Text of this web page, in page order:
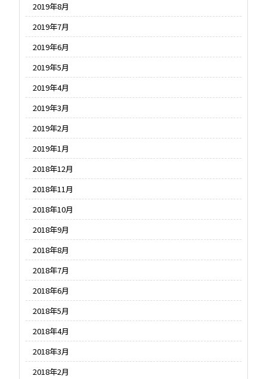
2019年8月
2019年7月
2019年6月
2019年5月
2019年4月
2019年3月
2019年2月
2019年1月
2018年12月
2018年11月
2018年10月
2018年9月
2018年8月
2018年7月
2018年6月
2018年5月
2018年4月
2018年3月
2018年2月